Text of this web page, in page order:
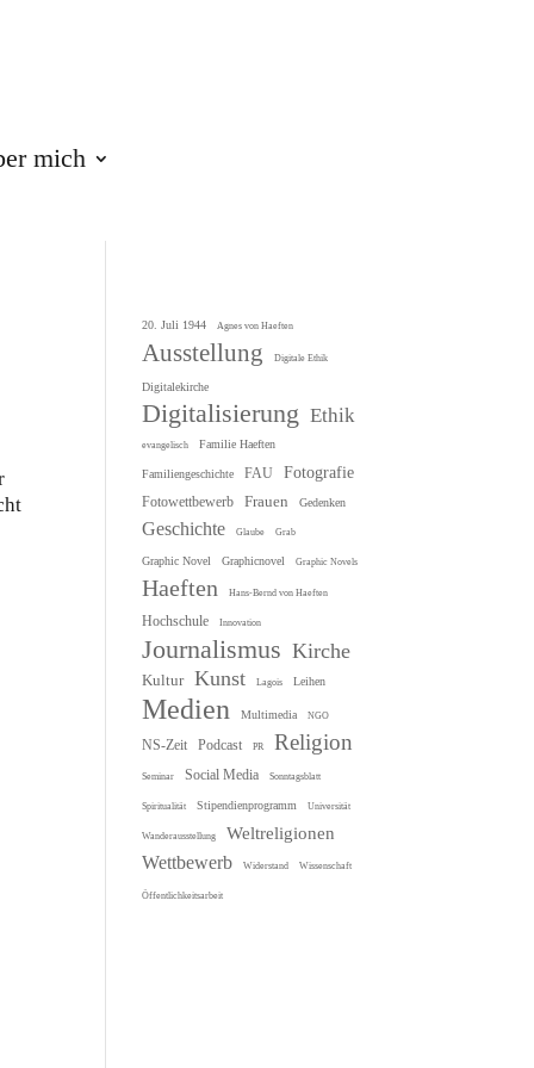
mich
20. Juli 1944 Agnes von Haeften
Ausstellung Digitale Ethik
Digitalekirche
Digitalisierung Ethik
evangelisch Familie Haeften
Familiengeschichte FAU Fotografie
Fotowettbewerb Frauen Gedenken
Geschichte Glaube Grab
Graphic Novel Graphicnovel Graphic Novels
Haeften Hans-Bernd von Haeften
Hochschule Innovation
Journalismus Kirche
Kultur Kunst Lagois Leihen
Medien Multimedia NGO
NS-Zeit Podcast PR Religion
Seminar Social Media Sonntagsblatt
Spiritualität Stipendienprogramm Universität
Wanderausstellung Weltreligionen
Wettbewerb Widerstand Wissenschaft
Öffentlichkeitsarbeit